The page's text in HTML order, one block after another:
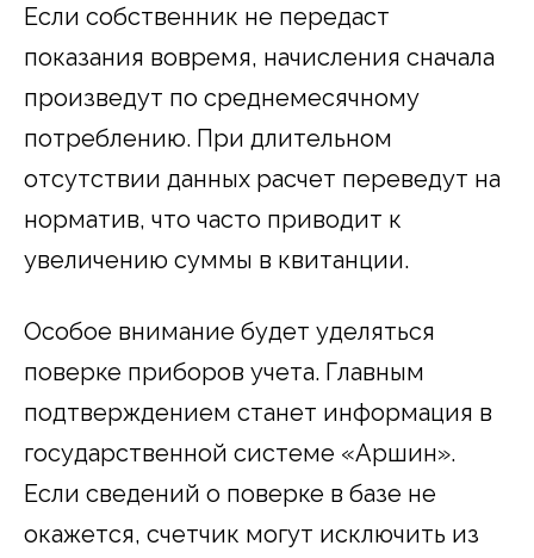
Если собственник не передаст
показания вовремя, начисления сначала
произведут по среднемесячному
потреблению. При длительном
отсутствии данных расчет переведут на
норматив, что часто приводит к
увеличению суммы в квитанции.
Особое внимание будет уделяться
поверке приборов учета. Главным
подтверждением станет информация в
государственной системе «Аршин».
Если сведений о поверке в базе не
окажется, счетчик могут исключить из